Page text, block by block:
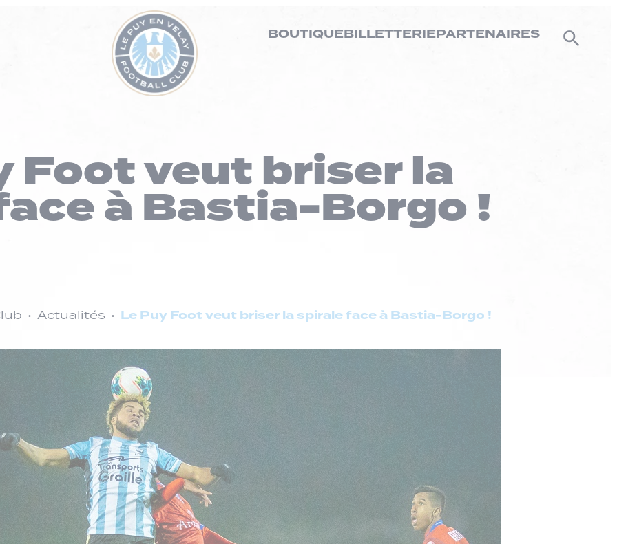
BOUTIQUEBILLETTERIEPARTENAIRES
Foot veut briser la
à Bastia-Borgo !
Actualités Le Puy Foot veut briser la spirale face à Bastia-Borgo !